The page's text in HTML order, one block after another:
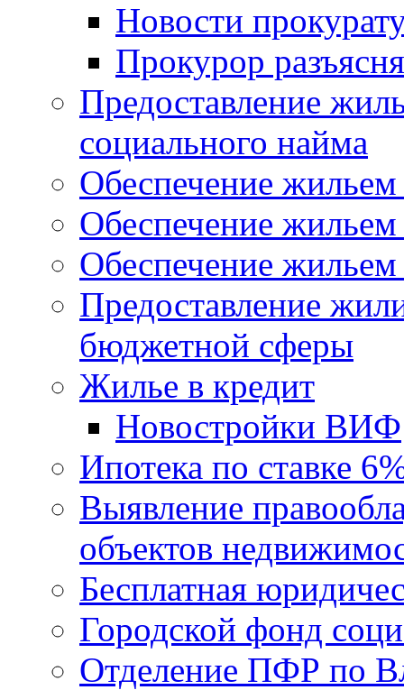
Новости
Прокурор
Предоставление
социального найма
Обеспечение
Обеспечение
Обеспечение жильем
Предоставление
бюджетной сферы
Жилье в кредит
Новостройки ВИФ
Ипотека по ставке
Выявление
объектов
Бесплатная
Городской фонд
Отделение ПФР по